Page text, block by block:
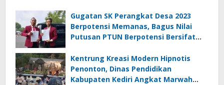
Gugatan SK Perangkat Desa 2023
Berpotensi Memanas, Bagus Nilai
Putusan PTUN Berpotensi Bersifat
Kentrung Kreasi Modern Hipnotis
Penonton, Dinas Pendidikan
Kabupaten Kediri Angkat Marwah